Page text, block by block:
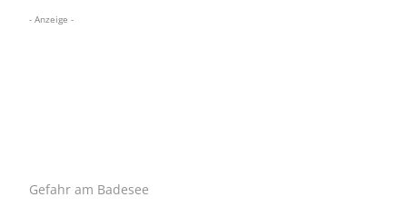
- Anzeige -
Gefahr am Badesee